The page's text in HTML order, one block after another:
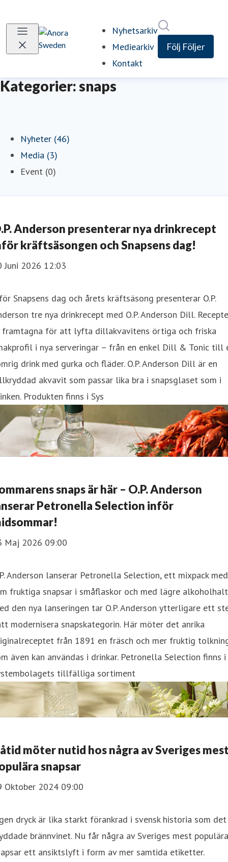
Nyhetsarkiv
Mediearkiv
Kontakt
Följ Följer
Kategorier: snaps
Nyheter (46)
Media (3)
Event (0)
Anderson presenterar nya drinkrecept
kräftsäsongen och Snapsens dag!
Juni 2026 12:03
Snapsens dag och årets kräftsäsong presenterar O.P.
tre nya drinkrecept med O.P. Anderson Dill.
framtagna för att lyfta dillakvavitens örtiga och friska
i nya serveringar – från en enkel Dill & Tonic till
drink med gurka och fläder. O.P. Anderson Dill är en
akvavit som passar lika bra i snapsglaset som i
Produkten finns i Sys
snaps är här – O.P. Anderson
Petronella Selection inför
Maj 2026 09:00
Anderson lanserar Petronella Selection, ett mixpack med
fruktiga snapsar i småflaskor och med lägre
den nya lanseringen tar O.P. Anderson ytterligare ett
modernisera snapskategorin. Här möter det anrika
från 1891 en fräsch och mer fruktig
även kan användas i drinkar. Petronella Selection finns i
tillfälliga sortiment
möter nutid hos några av Sveriges
snapsar
Oktober 2024 09:00
dryck är lika starkt förankrad i svensk historia som det
brännvinet. Nu får några av Sveriges mest populära
ett ansiktslyft i form av mer samtida etiketter.